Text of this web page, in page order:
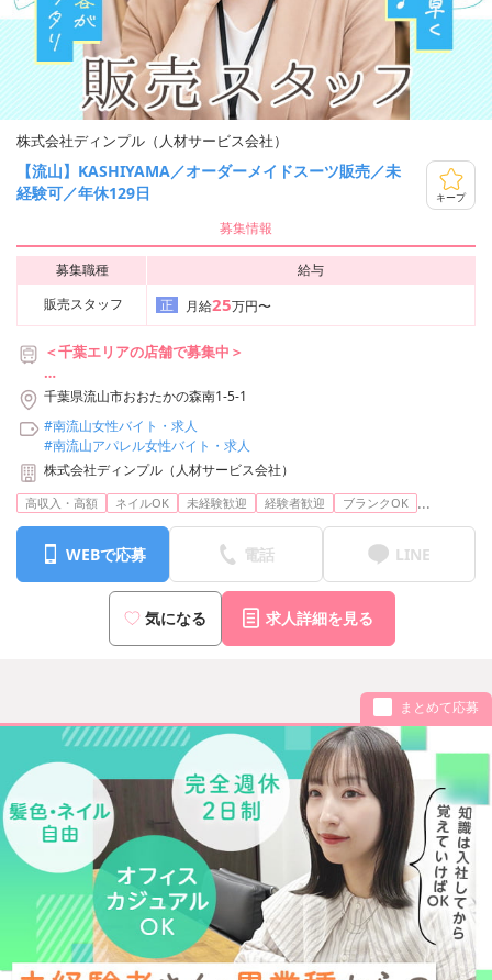
株式会社ディンプル（人材サービス会社）
【流山】KASHIYAMA／オーダーメイドスーツ販売／未
経験可／年休129日
キープ
募集情報
募集職種
給与
販売スタッフ
正 月給25万円〜
＜千葉エリアの店舗で募集中＞
店舗例：流山おおたかの森S・C店
の森駅」徒歩4分
※配属先は入社後に決定します
※転居を伴う転勤はありません
千葉県流山市おおたかの森南1-5-1
#南流山女性バイト・求人
#南流山アパレル女性バイト・求人
株式会社ディンプル（人材サービス会社）
高収入・高額 ネイルOK 未経験歓迎 経験者歓迎 ブランクOK ...
WEBで応募 電話 LINE
気になる 求人詳細を見る
まとめて応募